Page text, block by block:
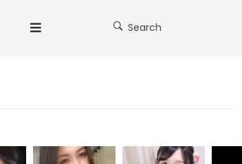
Search